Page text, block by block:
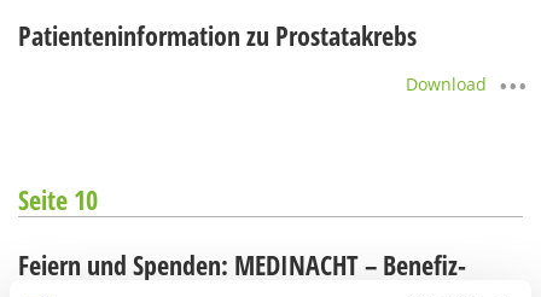
Patienteninformation zu Prostatakrebs
Download
Seite 10
Feiern und Spenden: MEDINACHT – Benefiz-